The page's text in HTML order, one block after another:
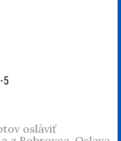
a
Ale osud ho
Publikoval v
Pravde.
5
osláviť